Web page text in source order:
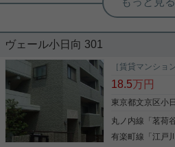
敷金、礼金
ッピングなども楽しめます。
ロなので、 初期費用が
め、設備も新品☆ 最
た方はお気軽に
写真(9)
ヴェール小日向 301
［賃貸マンショ
18.5万円
東京都文京区小
丸ノ内線 「茗荷
有楽町線 「江戸